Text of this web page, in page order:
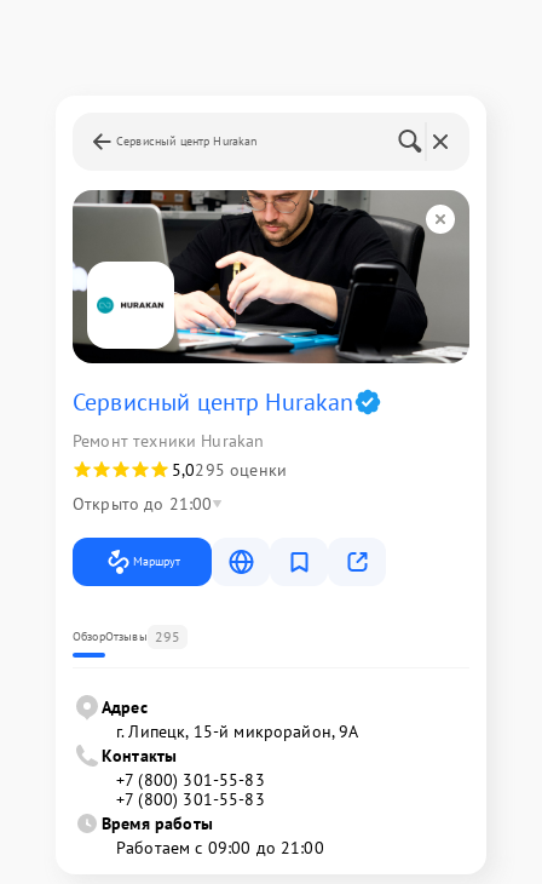
Сервисный центр Hurakan
Сервисный центр Hurakan
Ремонт техники Hurakan
5,0295 оценки
Открыто до 21:00
Маршрут
ОбзорОтзывы 295
Адрес
г. Липецк, 15-й микрорайон, 9А
Контакты
+7 (800) 301-55-83
+7 (800) 301-55-83
Время работы
Работаем с 09:00 до 21:00